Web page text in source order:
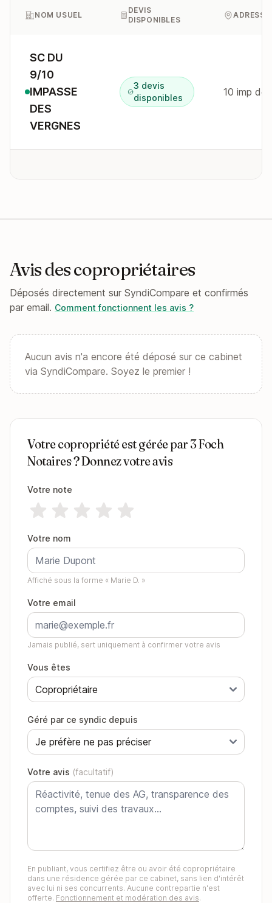
NOM USUEL
DEVIS
DISPONIBLES
ADRESSE
SC DU
9/10
IMPASSE
DES
VERGNES
3 devis
disponibles
10 imp
Avis des copropriétaires
Déposés directement sur SyndiCompare et confirmés
par email. Comment fonctionnent les avis ?
Aucun avis n'a encore été déposé sur ce cabinet
via SyndiCompare. Soyez le premier !
Votre copropriété est gérée par 3 Foch
Notaires ? Donnez votre avis
Votre note
Votre nom
Affiché sous la forme « Marie D. »
Votre email
Jamais publié, sert uniquement à confirmer votre avis
Vous êtes
Géré par ce syndic depuis
Votre avis (facultatif)
En publiant, vous certifiez être ou avoir été copropriétaire
dans une résidence gérée par ce cabinet, sans lien d'intérêt
avec lui ni ses concurrents. Aucune contrepartie n'est
offerte. Fonctionnement et modération des avis.